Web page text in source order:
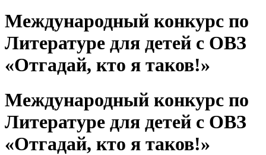
Международный конкурс по
Литературе для детей с ОВЗ
«Отгадай, кто я таков!»
Международный конкурс по
Литературе для детей с ОВЗ
«Отгадай, кто я таков!»